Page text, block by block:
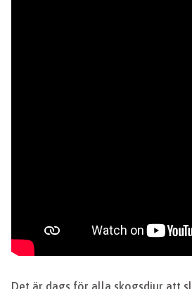
Det är dags för alla skogsdjur att